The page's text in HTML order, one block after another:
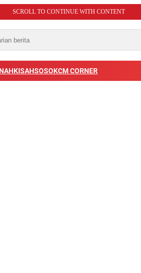
SCROLL TO CONTINUE WITH CONTENT
KISAHSOSOKCM CORNER